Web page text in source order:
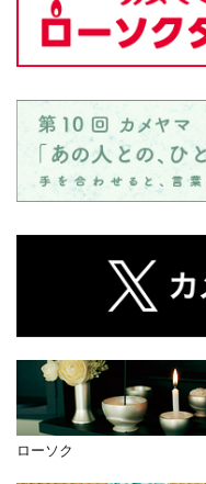
ローソク